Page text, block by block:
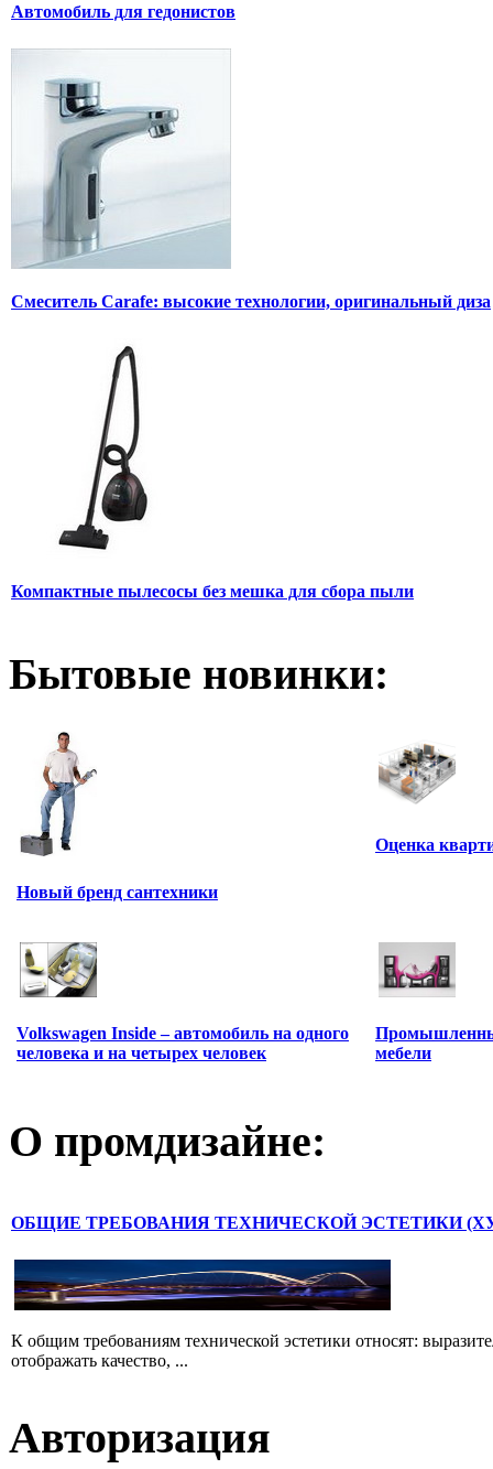
Автомобиль для гедонистов
Смеситель Carafe: высокие технологии, оригинальный диза
Компактные пылесосы без мешка для сбора пыли
Бытовые новинки:
Новый бренд сантехники
Оценка
Volkswagen Inside – автомобиль на одного
человека и на четырех человек
мебели
О промдизайне:
ОБЩИЕ ТРЕБОВАНИЯ ТЕХНИЧЕСКОЙ ЭСТЕТИКИ
К общим требованиям технической эстетики относят:
отображать качество, ...
Авторизация